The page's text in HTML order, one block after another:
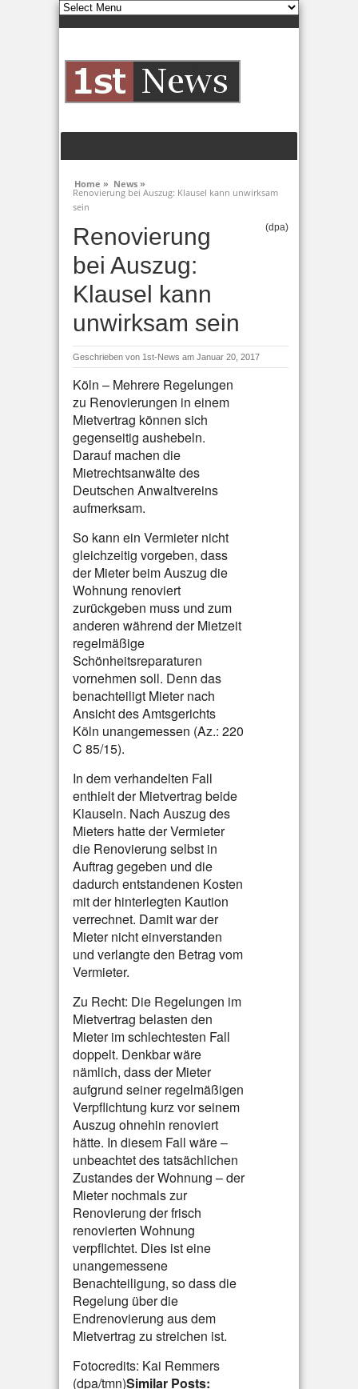
Home » News »
Renovierung bei Auszug: Klausel kann unwirksam
sein
Renovierung
bei Auszug:
Klausel kann
unwirksam sein
(dpa)
Geschrieben von 1st-News am Januar 20, 2017
Köln – Mehrere Regelungen
zu Renovierungen in einem
Mietvertrag können sich
gegenseitig aushebeln.
Darauf machen die
Mietrechtsanwälte des
Deutschen Anwaltvereins
aufmerksam.
So kann ein Vermieter nicht
gleichzeitig vorgeben, dass
der Mieter beim Auszug die
Wohnung renoviert
zurückgeben muss und zum
anderen während der Mietzeit
regelmäßige
Schönheitsreparaturen
vornehmen soll. Denn das
benachteiligt Mieter nach
Ansicht des Amtsgerichts
Köln unangemessen (Az.: 220
C 85/15).
In dem verhandelten Fall
enthielt der Mietvertrag beide
Klauseln. Nach Auszug des
Mieters hatte der Vermieter
die Renovierung selbst in
Auftrag gegeben und die
dadurch entstandenen Kosten
mit der hinterlegten Kaution
verrechnet. Damit war der
Mieter nicht einverstanden
und verlangte den Betrag vom
Vermieter.
Zu Recht: Die Regelungen im
Mietvertrag belasten den
Mieter im schlechtesten Fall
doppelt. Denkbar wäre
nämlich, dass der Mieter
aufgrund seiner regelmäßigen
Verpflichtung kurz vor seinem
Auszug ohnehin renoviert
hätte. In diesem Fall wäre –
unbeachtet des tatsächlichen
Zustandes der Wohnung – der
Mieter nochmals zur
Renovierung der frisch
renovierten Wohnung
verpflichtet. Dies ist eine
unangemessene
Benachteiligung, so dass die
Regelung über die
Endrenovierung aus dem
Mietvertrag zu streichen ist.
Fotocredits: Kai Remmers
(dpa/tmn)Similar Posts: